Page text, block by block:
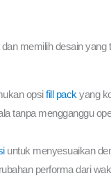
memilih desain yang
opsifill pack yang
tanpa mengganggu
untuk menyesuaikan
performa dari